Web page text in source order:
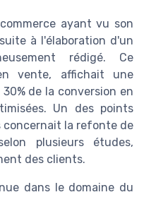
ayant vu son
à l'élaboration d'un
rédigé. Ce
vente, affichait une
de la conversion en
Un des points
concernait la refonte de
plusieurs études,
des clients.
dans le domaine du